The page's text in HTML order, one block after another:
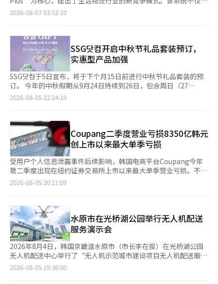
示：“我们正在根据产品特性调整流通和存储方式，并加强现场作
业人员的安全管理。”
可能反而损害健康权。保护健康权的政策不应导致生计恶化的悖
论。 消费者的负担也不容忽视。由于劳动时间限制，若要补充不
计，每年将增加数千亿韩元的成本，并提高每单配送的运输费用。
企业无法承担所有费用，最终可能导致配送费上涨或商品价格上
升，消费者的物价负担必然加重。 快递员的健康必须得到保护。
然而，解决方案并不一定是统一限制劳动时间。应当共同考虑扩大
分拣自动化、合理分配配送量、保障休息权、加强安全管理、改善
自主工作体系等多种替代方案。最重要的是，通过劳动界、快递业
界、政府和消费者的共同接受，设计出社会共识的制度是理想的。
好的政策不是只满足一方的政策。当快递员的健康权、生计、消费
进。仓促立法可能导致无人满意的结果，留下配送费上涨和消费者
不便等意外副作用。一方面，关于解除14年前引入的大型超市清晨
配送的旧规制的讨论正在进行，另一方面，又在推动清晨配送时间
限制的另一项新规制，这实在是讽刺。※ 本报道经人工智能（AI）
系统翻译与编辑。
惠。崔秀妍表示：“从10月开始，将通过会员专属退货中心提供快
速退货服务，并正式推出专属清晨配送。”她强调：“新的优惠将
增长。” 她补充道：“未来将扩大生活密切相关的合作和线下支
付优惠，积极扩大会员注册基础。”她表示：“应用程序将引导用
户的发现和探索，会员将使客户在生态系统中扎根，而配送将促进
购买转化和重复购买，进一步加强良性循环结构。”※ 本报道经
人工智能（AI）系统翻译与编辑。
是将订单与配送骑手（骑手）连接的自动派单，而是通过AI实时分
够同时分析取货地点、配送地址、骑手位置、移动路线、商店准备
时间、时段订单密集度以及区域货物流量等多个因素。它将多个订
单整合为一个流，设计出最佳路线，并考虑当前派单对后续运营的
影响。 如果预计某个时段订单会集中，系统会提前安排骑手，并
在预计会出现瓶颈的区域提前调整路线。这是一个基于AI的运营体
系，旨在管理整个区域的运营，而不仅仅是优化单个订单。 这一
策略被认为克服了现有配送市场的结构性局限。传统的配送通常采
用“战斗派单”模式，骑手按顺序选择他们想要的订单。这导致经
推迟，从而造成配送质量的差异，且新手骑手的生产力也受到影
响。 这一策略已取得实际成效。在正式推广之前，部릉在首尔中浪
区进行了为期三周的实证运营，结果显示，AI自动派单实施后，40
分钟内的配送完成率比实施前提高了15个百分点。企业客户的服务
水平协议（SLA）达成率也提高至98%。这不仅提高了配送速度，
还证明了在承诺时间内稳定配送的质量竞争力。 具体的运营数据
也显示了AI的效果。今年上半年，分析了17个应用AI派单的区域，
发现骑手到达商店的平均时间从12.7分钟缩短至9.2分钟，约减少
烈的负相关关系（r=-0.85）。这意味着AI越能快速找到最合适的
骑手，配送质量就越高。 各区域的运营成果也显著改善。AI实施
后，京畿道富川市的SLA提高了10个百分点。大邱达西区（9.7个
百分点）、首尔中浪区（9.4个百分点）、首尔城北区（8.5个百分
点）等主要区域也记录了较高的改善幅度。 部릉的创新并未止步于
此。公司计划将过去十年积累的运营数据和现场经验持续反映到AI
学习中，发展为自我学习型系统。AI将自主学习区域订单模式、骑
手供应和货物流量的变化，从而不断优化派单策略。 部릉计划到年
2026-08-07 03:52:10
SSG닷컴开启中秋节礼品套装预订，
实惠型产品加强
SSG닷컴于5日宣布，将于下个月15日前进行中秋节礼品套装的预
订。 今年的中秋假期从9月24日持续到26日，包含周日（27
日），形成四天的假期。SSG닷컴预计，由于假期相对较短，在线
韩元左右的实惠型礼品套装数量比去年中秋节增加了18%。 作为
高端代表商品，自有品牌“正谈”的水果套装包含苹果、梨、阳光
蜜葡萄和苹果芒果，售价在9万5000韩元左右。“清潭晨家”的
1++ No.9等级和牛烤肉套装售价在30万韩元左右，此外还有朝鲜
酒店与度假村的70多种食品及生活方式套装，以及“卡比亚里”的
鱼子酱套装等高端美食商品。 在实惠型产品阵容中，准备了“大
川海苔”罐装海苔、“沙潮”金枪鱼罐头、“新罗名果”马德琳等
食品套装，价格在1万韩元左右。同时，还推出了“爱敬”、“LG
间购买时，部分商品可享受最高50%的折扣优惠。根据购买金额，
还可获得最高120万韩元的SSG货币积分或即时折扣优惠。 付费会
员“쓱7클럽”的会员将获得额外优惠。将提供水果、和牛、金枪
鱼等会员专属特价商品，购买“쓱配送”套装时可获得支付金额的
7%作为SSG货币积分，购买快递配送套装时可获得3%的积分。最
近三个月内购买4次以上且购买金额超过100万韩元的“쓱7클럽
VIP”客户将享受无限制的积分优惠。 방승재 SSG닷컴市场部负责
人表示：“希望大家能够合理利用预订和会员优惠，准备中秋节礼
2026-08-05 22:24:10
Coupang二季度营业亏损8350亿韩元
创上市以来最大单季亏损
受用户个人信息泄露事件后续影响，韩国电商平台Coupang今年
第二季度出现在纽约证券交易所上市以来最大单季营业亏损。不
过，公司营收首次突破13万亿韩元（约合人民币615.4亿元），活
业收入13.3007万亿韩元，同比增长4%，创历史新高。同期录得
营业亏损8350亿韩元，由去年同期盈利转为本季度亏损，为2021
年在纽约证券交易所上市以来最大单季营业亏损；净亏损8560亿
韩元，连续两个季度录得净亏损。 去年发生个人信息泄露事件
后，Coupang今年第一季度已由盈转亏，第二季度继续处于亏损
状态。本季度营业亏损规模超过公司去年全年的营业利润（6790
亿韩元），净亏损规模也接近去年全年净利润（3030亿韩元）的
三倍。 分业务来看，包括“火箭配送”在内的核心电商业务实现
2026-08-05 20:11:09
水原市在光桥湖公园举行无人机配送
服务演示会
2026年8月4日，韩国京畿道水原市（市长李在俊）在光桥湖公园
无人机配送中心举行了“无人机示范城市建设项目无人机配送服务
演示会”，展示了无人机配送服务。 当天，市方介绍了无人机配
2026-08-05 19:36:00